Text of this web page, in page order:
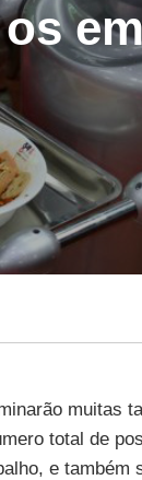
muitas
total de
e também